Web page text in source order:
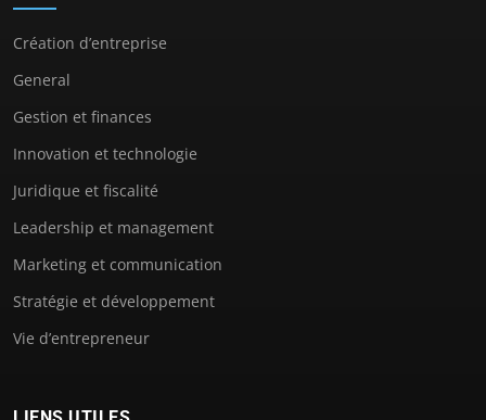
Création d’entreprise
General
Gestion et finances
Innovation et technologie
Juridique et fiscalité
Leadership et management
Marketing et communication
Stratégie et développement
Vie d’entrepreneur